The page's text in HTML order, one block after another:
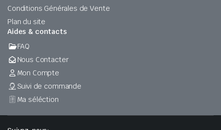
Conditions Générales de Vente
Plan du site
Aides & contacts
FAQ
Nous Contacter
Mon Compte
Suivi de commande
Ma séléction